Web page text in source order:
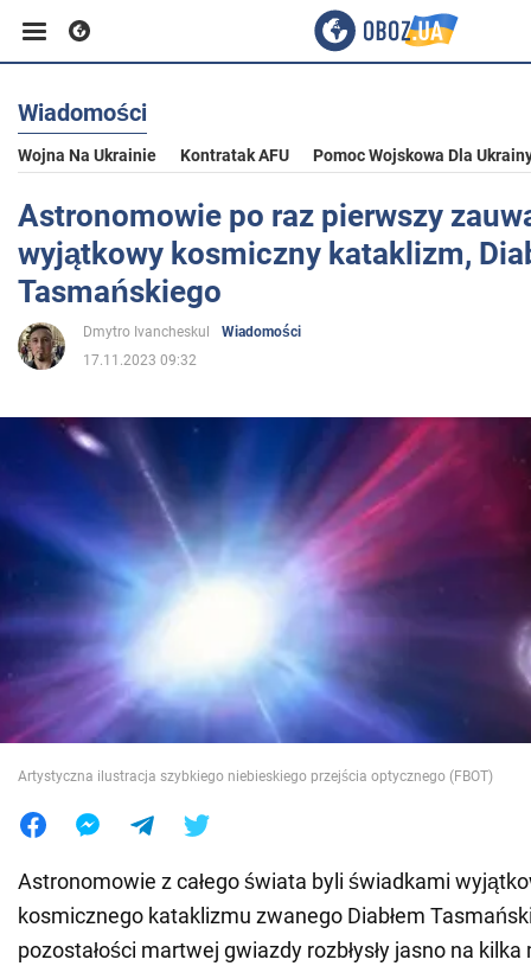
Biznes
Sport
Rozrywka
Życie
Polityka
Społeczeństwo
Wojna na Ukrainie
Świat
Jedzenie
Wiadomości
Wojna Na Ukrainie Kontratak AFU Pomoc Wojskowa Dla
Astronomowie po raz pierwszy
wyjątkowy kosmiczny kataklizm,
Tasmańskiego
Dmytro Ivancheskul
Wiadomości
17.11.2023 09:32
Artystyczna ilustracja szybkiego niebieskiego przejścia optycznego (FBOT)
Astronomowie z całego świata byli świadkami
kosmicznego kataklizmu zwanego Diabłem
pozostałości martwej gwiazdy rozbłysły jasno na kilka